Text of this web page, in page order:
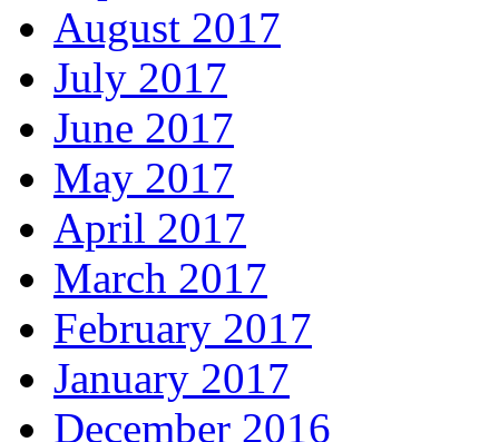
August 2017
July 2017
June 2017
May 2017
April 2017
March 2017
February 2017
January 2017
December 2016